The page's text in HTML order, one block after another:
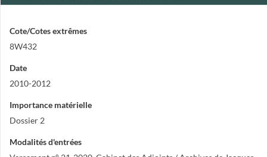
Cote/Cotes extrêmes
8W432
Date
2010-2012
Importance matérielle
Dossier 2
Modalités d'entrées